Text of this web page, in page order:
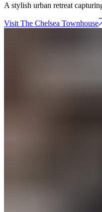
A stylish urban retreat capturing the creative spirit of Chelsea.​​​​‌
Visit The Chelsea Townhouse​​​​‌ ‍ ​‍​‍‌‍ ‌ ​‍‌‍‍‌‌‍‌ ‌‍‍‌‌‍ ‍​‍​‍​ ‍‍​‍​‍‌ ​ ‌‍​‌‌‍ ‍‌‍‍‌‌ ‌​‌ ‍‌​‍ ‍‌‍‍‌‌‍ ​‍​‍​‍ ​​‍​‍‌‍‍​‌ ​‍‌‍‌‌‌‍‌‍​‍​‍​ ‍‍​‍​‍‌‍‍​‌ ‌​‌ ‌​‌ ​​‌ ​ ​ ‍‍​‍ ​‍ ‌‍ ​​‍ ‌‌‍​‌‌‍ ‍‌‍‌​​‍ ‌‌ ​‍​‍ ‌‌‍‍​‌‍ ‌ ‌​‌‍‌‌‌‍ ​‌ ​ ​‍ ‌‌ ​ ‌ ‌​‌ ‌‌‌‍‌​‌‍‍‌‌‍ ​‍ ‍‌ ‌‍‌‍‌‌‌ ​‍‌‍​ ‌‍‌‌‌‍ ​​‍ ‍‌‍​‌‌ ​​‌ ​​​‍ ‌‍‍‌‌‍ ‍‌ ‌​‌‍‌‌‌‍ ‍‌ ‌​​‍ ‌‍‌‌‌‍‌​‌‍‍‌‌ ‌​​‍ ‌‍ ‌‌‍ ‌‍‌​‌‍‌‌​ ‌‌ ​​‌ ​‍‌‍‌‌‌ ​ ‌‍‌‌‌‍ ‍‌ ‌​‌‍​‌‌ ‌​‌‍‍‌‌‍ ‌‍ ‍​ ‍ ‌‍‍‌‌‍‌​​ ‌​ ‌ ‌‍‌‌‌‍‌‌​ ​​​ ​‌​ ‍‌‌‍‌‌​ ‌​​‍ ‌‌‍‌‍​ ‌‌​ ‌​​ ‍‌​‍ ‌​ ‌​​ ‌​‌‍‌‌‌‍‌‌​‍ ‌‌‍​‌​ ‌‌​ ​ ​ ​‍​‍ ‌​ ​‌​ ​‌​ ‍​‌‍​‍‌‍‌‌‌‍​‌‌‍​‍‌‍‌​‌‍​‌​ ‍​​ ‍‌‌‍‌​​ ‍ ‌ ‌​‌ ‍‌‌ ​​‌‍‌‌​ ‌‌‍‍​‌‍ ‌ ‌​‌‍‌‌‌‍ ​​ ‍ ‌ ​​‌‍​‌‌ ‌​‌‍‍​​ ‌‌ ‌ ‌‍‌‌‌‍​‍‌ ​ ‌‍‍‌‌ ‌​‌‍‌‌‌​​ ‌ ‌​‌‍​‌​‍ ‍‌‍ ​‌‍​‌‌‍​‍‌‍‌‌‌‍ ​​ ‌‍​‍‌‍​‌‌ ​ ‌‍‌‌‌‌‌‌‌ ​‍‌‍ ​​ ‌‌‍‍​‌ ‌​‌ ‌​‌ ​​‌ ​ ​‍‌‌​ ​ ‌​​‌​‍‌‌​ ​‍‌​‌‍​‍‌‌​ ​‍‌​‌‍‌‍ ​​‍ ‌‌‍​‌‌‍ ‍‌‍‌​​‍ ‌‌ ​‍​‍ ‌‌‍‍​‌‍ ‌ ‌​‌‍‌‌‌‍ ​‌ ​ ​‍ ‌‌ ​ ‌ ‌​‌ ‌‌‌‍‌​‌‍‍‌‌‍ ​‍ ‍‌ ‌‍‌‍‌‌‌ ​‍‌‍​ ‌‍‌‌‌‍ ​​‍ ‍‌‍​‌‌ ​​‌ ​​​‍‌‍‌‍‍‌‌‍‌​​ ‌​ ‌ ‌‍‌‌‌‍‌‌​ ​​​ ​‌​ ‍‌‌‍‌‌​ ‌​​‍ ‌‌‍‌‍​ ‌‌​ ‌​​ ‍‌​‍ ‌​ ‌​​ ‌​‌‍‌‌‌‍‌‌​‍ ‌‌‍​‌​ ‌‌​ ​ ​ ​‍​‍ ‌​ ​‌​ ​‌​ ‍​‌‍​‍‌‍‌‌‌‍​‌‌‍​‍‌‍‌​‌‍​‌​ ‍​​ ‍‌‌‍‌​​‍‌‍‌ ‌​‌ ‍‌‌ ​​‌‍‌‌​ ‌‌‍‍​‌‍ ‌ ‌​‌‍‌‌‌‍ ​​‍‌‍‌ ​​‌‍​‌‌ ‌​‌‍‍​​ ‌‌ ‌ ‌‍‌‌‌‍​‍‌ ​ ‌‍‍‌‌ ‌​‌‍‌‌‌​​ ‌ ‌​‌‍​‌​‍ ‍‌‍ ​‌‍​‌‌‍​‍‌‍‌‌‌‍ ​​‍‌‍‌ ​​‌‍‌‌‌ ​‍‌ ​ ‌ ​​‌‍‌‌‌‍​ ‌ ‌​‌‍‍‌‌ ‌‍‌‍‌‌​ ‌‌ ​​‌ ‌‌‌‍​‍‌‍ ​‌‍‍‌‌ ​ ‌‍‍​‌‍‌‌‌‍‌​​‍​‍‌ ‌